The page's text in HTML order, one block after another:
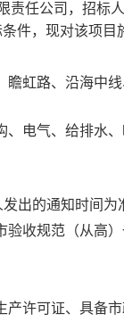
责任公司 ， 招标
件，现对该项目
瞻虹路、沿海中
、电气、给排水
出的通知时间为
验收规范（从高
许可证、具备